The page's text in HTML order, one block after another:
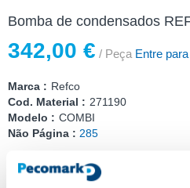
Bomba de condensados
342,00 € / Peça Entre
Marca : Refco
Cod. Material : 271190
Modelo : COMBI
Não Página : 285